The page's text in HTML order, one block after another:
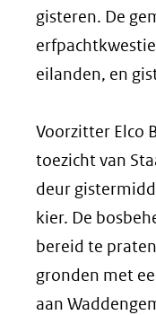
gisteren. De
eilanden, en
Voorzitter Elco
toezicht van
deur
kier. De
bereid te
gronden met
aan